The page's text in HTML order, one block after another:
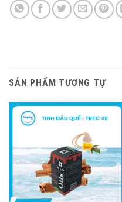
SẢN PHẨM TƯƠNG TỰ